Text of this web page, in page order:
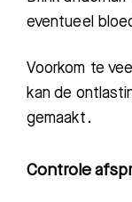
eventueel
Voorkom te
kan de
gemaakt.
Controle